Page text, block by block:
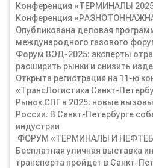
Конференция «ТЕРМИНАЛЫ
Конференция
Опубликована деловая
международного газового
Форум ВЭД-2025: эксперты
расширить рынки и снизить
Открыта регистрация на 11-ю
«ТрансЛогистика Санкт-
Рынок СПГ в 2025: новые
России. В Санкт-Петербурге
индустрии
ФОРУМ «ТЕРМИНАЛЫ И
Бесплатная уличная выставка
транспорта пройдет в Санкт-